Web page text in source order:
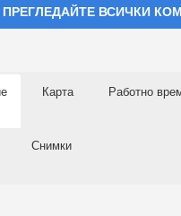
ПРЕГЛЕДАЙТЕ ВСИЧКИ
Карта Работно
Снимки